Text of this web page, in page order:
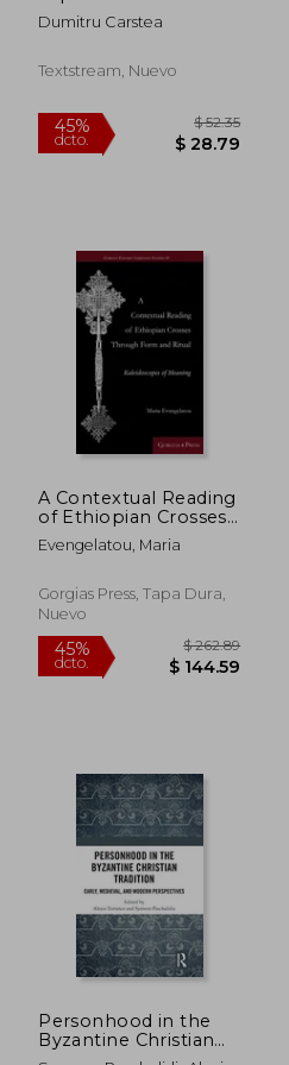
45%
dcto.
45%
romanian immigrant
believer of the
Dumitru Carstea
Textstream, Nuevo
A Contextual Reading
of Ethiopian Crosses
through Form and
Ritual: Kaleidoscopes
Inglés)
Evengelatou, Maria
Gorgias Press, Tapa Dura,
Nuevo
Personhood in the
Byzantine Christian
Tradition: Early,